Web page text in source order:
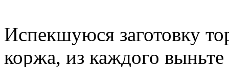
Испекшуюся заготовку
коржа, из каждого